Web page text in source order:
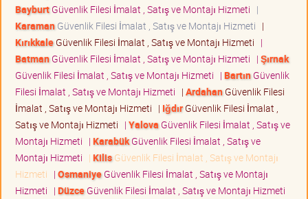
BayburtGüvenlik Filesi İmalat , Satış ve Montajı Hizmeti |
KaramanGüvenlik Filesi İmalat , Satış ve Montajı Hizmeti |
KırıkkaleGüvenlik Filesi İmalat , Satış ve Montajı Hizmeti |
BatmanGüvenlik Filesi İmalat , Satış ve Montajı Hizmeti | Şırnak
Güvenlik Filesi İmalat , Satış ve Montajı Hizmeti | BartınGüvenlik
Filesi İmalat , Satış ve Montajı Hizmeti | ArdahanGüvenlik Filesi
İmalat , Satış ve Montajı Hizmeti | IğdırGüvenlik Filesi İmalat ,
Satış ve Montajı Hizmeti | Yalova Güvenlik Filesi İmalat , Satış ve
Montajı Hizmeti | KarabükGüvenlik Filesi İmalat , Satış ve
Montajı Hizmeti | KilisGüvenlik Filesi İmalat , Satış ve Montajı
Hizmeti | OsmaniyeGüvenlik Filesi İmalat , Satış ve Montajı
Hizmeti | DüzceGüvenlik Filesi İmalat , Satış ve Montajı Hizmeti